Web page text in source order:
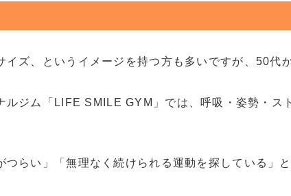
ズ、というイメージを持つ方も多いですが、50代
ルジム「LIFE SMILE GYM」では、呼吸・姿勢・ス
つらい」「無理なく続けられる運動を探している」